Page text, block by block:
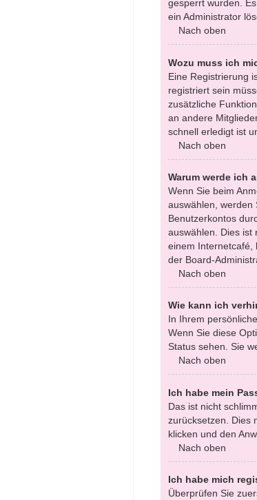
gesperrt wurden.
ein Administrator
Nach oben
Wozu muss ich
Eine Registrierung
registriert sein
zusätzliche
an andere
schnell erledigt ist
Nach oben
Warum werde ich
Wenn Sie beim
auswählen, werden
Benutzerkontos
auswählen. Dies ist
einem Internetcafé,
der Board-
Nach oben
Wie kann ich
In Ihrem
Wenn Sie diese
Status sehen. Sie
Nach oben
Ich habe mein
Das ist nicht
zurücksetzen. Dies
klicken und den
Nach oben
Ich habe mich
Überprüfen Sie